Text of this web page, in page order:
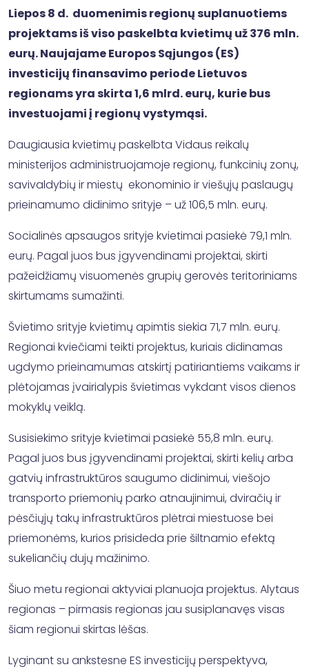
Liepos 8 d. duomenimis regionų suplanuotiems
projektams iš viso paskelbta kvietimų už 376 mln.
eurų. Naujajame Europos Sąjungos (ES)
investicijų finansavimo periode Lietuvos
regionams yra skirta 1,6 mlrd. eurų, kurie bus
investuojami į regionų vystymąsi.
Daugiausia kvietimų paskelbta Vidaus reikalų
ministerijos administruojamoje regionų, funkcinių zonų,
savivaldybių ir miestų ekonominio ir viešųjų paslaugų
prieinamumo didinimo srityje – už 106,5 mln. eurų.
Socialinės apsaugos srityje kvietimai pasiekė 79,1 mln.
eurų. Pagal juos bus įgyvendinami projektai, skirti
pažeidžiamų visuomenės grupių gerovės teritoriniams
skirtumams sumažinti.
Švietimo srityje kvietimų apimtis siekia 71,7 mln. eurų.
Regionai kviečiami teikti projektus, kuriais didinamas
ugdymo prieinamumas atskirtį patiriantiems vaikams ir
plėtojamas įvairialypis švietimas vykdant visos dienos
mokyklų veiklą.
Susisiekimo srityje kvietimai pasiekė 55,8 mln. eurų.
Pagal juos bus įgyvendinami projektai, skirti kelių arba
gatvių infrastruktūros saugumo didinimui, viešojo
transporto priemonių parko atnaujinimui, dviračių ir
pėsčiųjų takų infrastruktūros plėtrai miestuose bei
priemonėms, kurios prisideda prie šiltnamio efektą
sukeliančių dujų mažinimo.
Šiuo metu regionai aktyviai planuoja projektus. Alytaus
regionas – pirmasis regionas jau susiplanavęs visas
šiam regionui skirtas lėšas.
Lyginant su ankstesne ES investicijų perspektyva,